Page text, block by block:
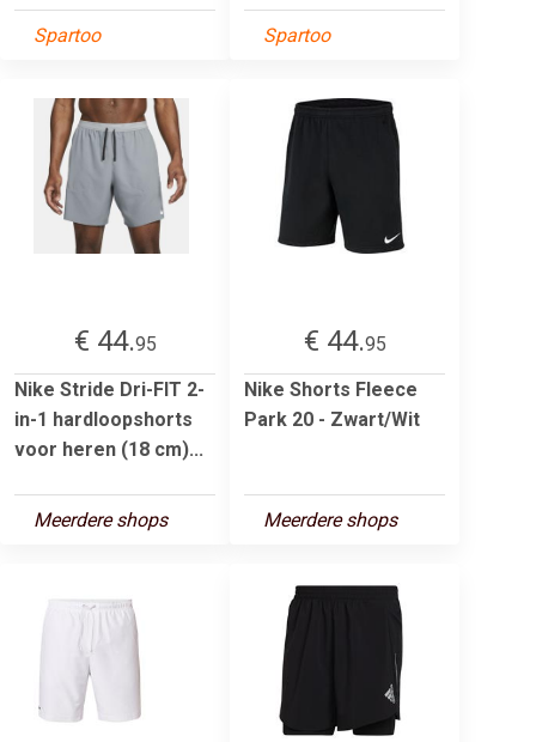
Spartoo Spartoo
€ 44.95
Nike Stride Dri-FIT 2-
in-1 hardloopshorts
voor heren (18 cm)...
Meerdere shops
€ 44.95
Nike Shorts Fleece
Park 20 - Zwart/Wit
Meerdere shops